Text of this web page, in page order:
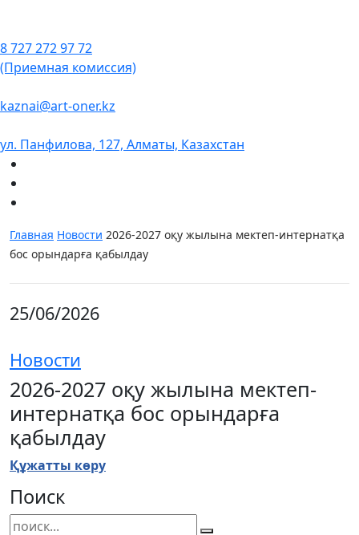
8 727 272 97 72
(Приемная комиссия)
kaznai@art-oner.kz
ул. Панфилова, 127, Алматы, Казахстан
Главная Новости 2026-2027 оқу жылына мектеп-интернатқа
бос орындарға қабылдау
25/06/2026
Новости
2026-2027 оқу жылына мектеп-
интернатқа бос орындарға
қабылдау
Құжатты көру
Поиск